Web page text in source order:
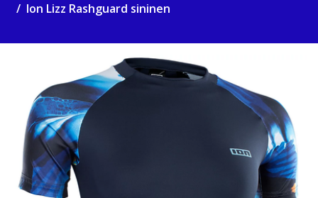
Ion Lizz Rashguard sininen